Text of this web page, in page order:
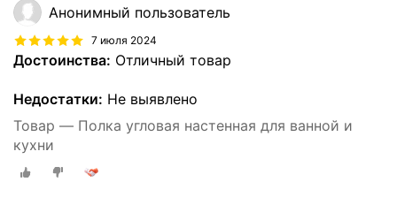
Анонимный пользователь
7 июля 2024
Достоинства: Отличный товар
Недостатки: Не выявлено
Товар — Полка угловая настенная для ванной и
кухни